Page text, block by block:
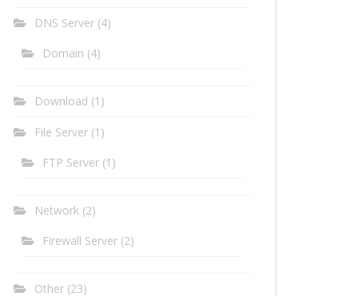
DNS Server (4)
Domain (4)
Download (1)
File Server (1)
FTP Server (1)
Network (2)
Firewall Server (2)
Other (23)